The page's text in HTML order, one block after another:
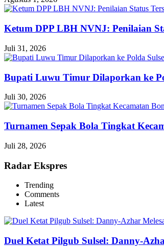
Ketum DPP LBH NVNJ: Penilaian
Juli 31, 2026
Bupati Luwu Timur Dilaporkan ke
Juli 30, 2026
Turnamen Sepak Bola Tingkat
Juli 28, 2026
Radar Ekspres
Trending
Comments
Latest
Duel Ketat Pilgub Sulsel: Danny-